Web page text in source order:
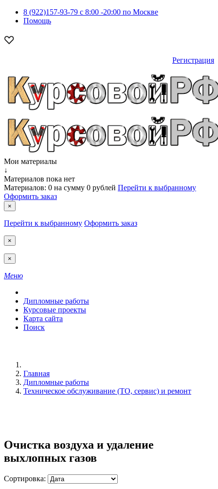
8 (922)157-93-79 c 8:00 -20:00 по Москве
Помощь
Регистрация
Мои материалы
↓
Материалов пока нет
Материалов: 0 на сумму 0 рублей Перейти к выбранному
Оформить заказ
×
Перейти к выбранному Оформить заказ
×
×
Меню
Дипломные работы
Курсовые проекты
Карта сайта
Поиск
Главная
Дипломные работы
Техническое обслуживание (ТО, сервис) и ремонт
Очистка воздуха и удаление
выхлопных газов
Сортировка: